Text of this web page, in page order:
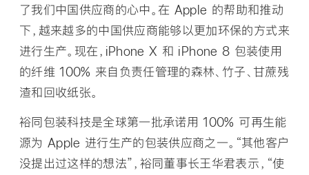
了我们中国供应商的心中。在 Apple 的帮助和推动
下，越来越多的中国供应商能够以更加环保的方式来
进行生产。现在，iPhone X 和 iPhone 8 包装使用
的纤维 100% 来自负责任管理的森林、竹子、甘蔗残
渣和回收纸张。
裕同包装科技是全球第一批承诺用 100% 可再生能
源为 Apple 进行生产的包装供应商之一。“其他客户
没提出过这样的想法”，裕同董事长王华君表示，“使